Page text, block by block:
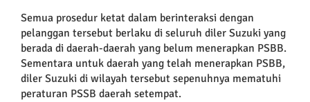
Semua prosedur ketat dalam berinteraksi dengan
pelanggan tersebut berlaku di seluruh diler Suzuki yang
berada di daerah-daerah yang belum menerapkan PSBB.
Sementara untuk daerah yang telah menerapkan PSBB,
diler Suzuki di wilayah tersebut sepenuhnya mematuhi
peraturan PSSB daerah setempat.